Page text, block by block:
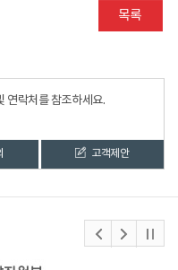
목록
연락처를 참조하세요.
고객제안